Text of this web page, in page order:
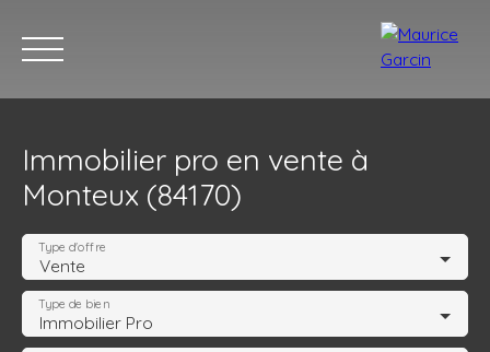
Nos annonces Nos
Immobilier pro en vente à
Monteux (84170)
Vente
Type d'offre
Immobilier Pro
Type de bien